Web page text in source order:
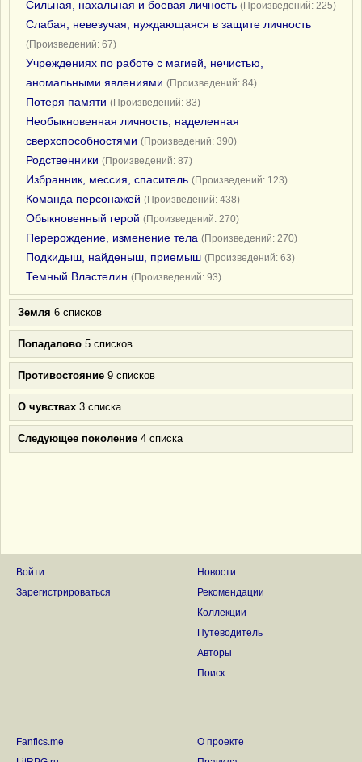
Сильная, нахальная и боевая личность (Произведений: 225)
Слабая, невезучая, нуждающаяся в защите личность
(Произведений: 67)
Учреждениях по работе с магией, нечистью,
аномальными явлениями (Произведений: 84)
Потеря памяти (Произведений: 83)
Необыкновенная личность, наделенная
сверхспособностями (Произведений: 390)
Родственники (Произведений: 87)
Избранник, мессия, спаситель (Произведений: 123)
Команда персонажей (Произведений: 438)
Обыкновенный герой (Произведений: 270)
Перерождение, изменение тела (Произведений: 270)
Подкидыш, найденыш, приемыш (Произведений: 63)
Темный Властелин (Произведений: 93)
Земля 6 списков
Попадалово 5 списков
Противостояние 9 списков
О чувствах 3 списка
Следующее поколение 4 списка
Войти
Зарегистрироваться
Новости
Рекомендации
Коллекции
Путеводитель
Авторы
Поиск
Fanfics.me
О проекте